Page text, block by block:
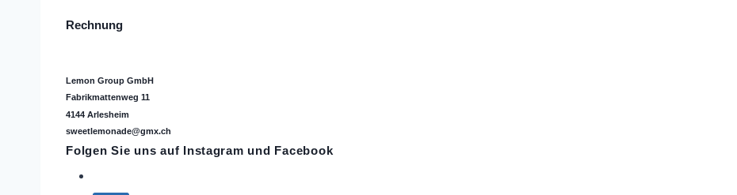
Rechnung
Lemon Group GmbH
Fabrikmattenweg 11
4144 Arlesheim
sweetlemonade@gmx.ch
Folgen Sie uns auf Instagram und Facebook